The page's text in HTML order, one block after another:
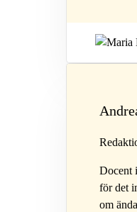
Docent
för det
om